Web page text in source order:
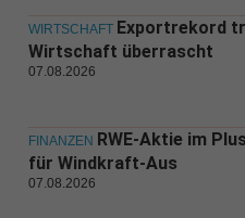
WIRTSCHAFT Exportrekord
Wirtschaft überrascht
07.08.2026
FINANZEN RWE-Aktie im
für Windkraft-Aus
07.08.2026